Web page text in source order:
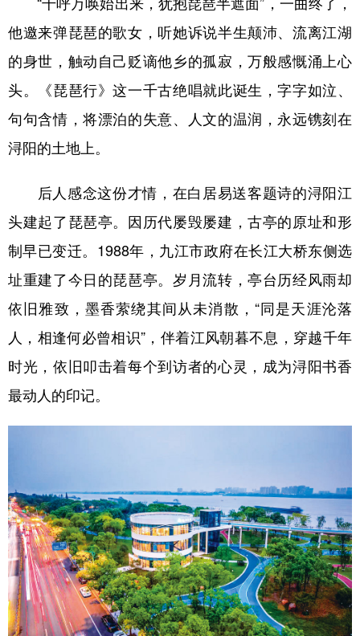
他邀来弹琵琶的歌女，听她诉说半生颠沛、流离江湖
的身世，触动自己贬谪他乡的孤寂，万般感慨涌上心
头。《琵琶行》这一千古绝唱就此诞生，字字如泣、
句句含情，将漂泊的失意、人文的温润，永远镌刻在
浔阳的土地上。
后人感念这份才情，在白居易送客题诗的浔阳江
头建起了琵琶亭。因历代屡毁屡建，古亭的原址和形
制早已变迁。1988年，九江市政府在长江大桥东侧选
址重建了今日的琵琶亭。岁月流转，亭台历经风雨却
依旧雅致，墨香萦绕其间从未消散，“同是天涯沦落
人，相逢何必曾相识”，伴着江风朝暮不息，穿越千年
时光，依旧叩击着每个到访者的心灵，成为浔阳书香
最动人的印记。